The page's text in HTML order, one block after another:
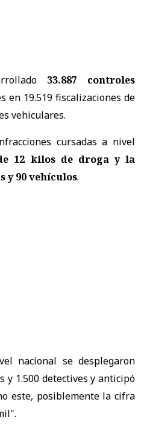
33.887 controles
en 19.519 fiscalizaciones de
vehiculares.
cursadas a nivel
12 kilos de droga y la
y 90 vehículos.
nacional se desplegaron
y 1.500 detectives y anticipó
este, posiblemente la cifra